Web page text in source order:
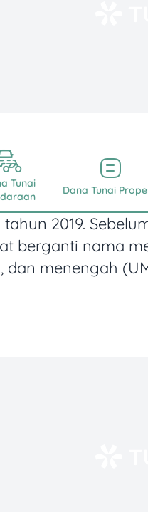
Tunai
Dana Tunai
2019.
berganti nama
menengah